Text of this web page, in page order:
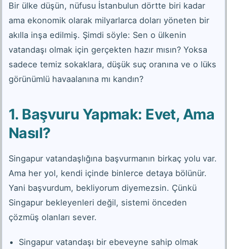
Bir ülke düşün, nüfusu İstanbulun dörtte biri kadar
ama ekonomik olarak milyarlarca doları yöneten bir
akılla inşa edilmiş. Şimdi söyle: Sen o ülkenin
vatandaşı olmak için gerçekten hazır mısın? Yoksa
sadece temiz sokaklara, düşük suç oranına ve o lüks
görünümlü havaalanına mı kandın?
1. Başvuru Yapmak: Evet, Ama
Nasıl?
Singapur vatandaşlığına başvurmanın birkaç yolu var.
Ama her yol, kendi içinde binlerce detaya bölünür.
Yani başvurdum, bekliyorum diyemezsin. Çünkü
Singapur bekleyenleri değil, sistemi önceden
çözmüş olanları sever.
Singapur vatandaşı bir ebeveyne sahip olmak